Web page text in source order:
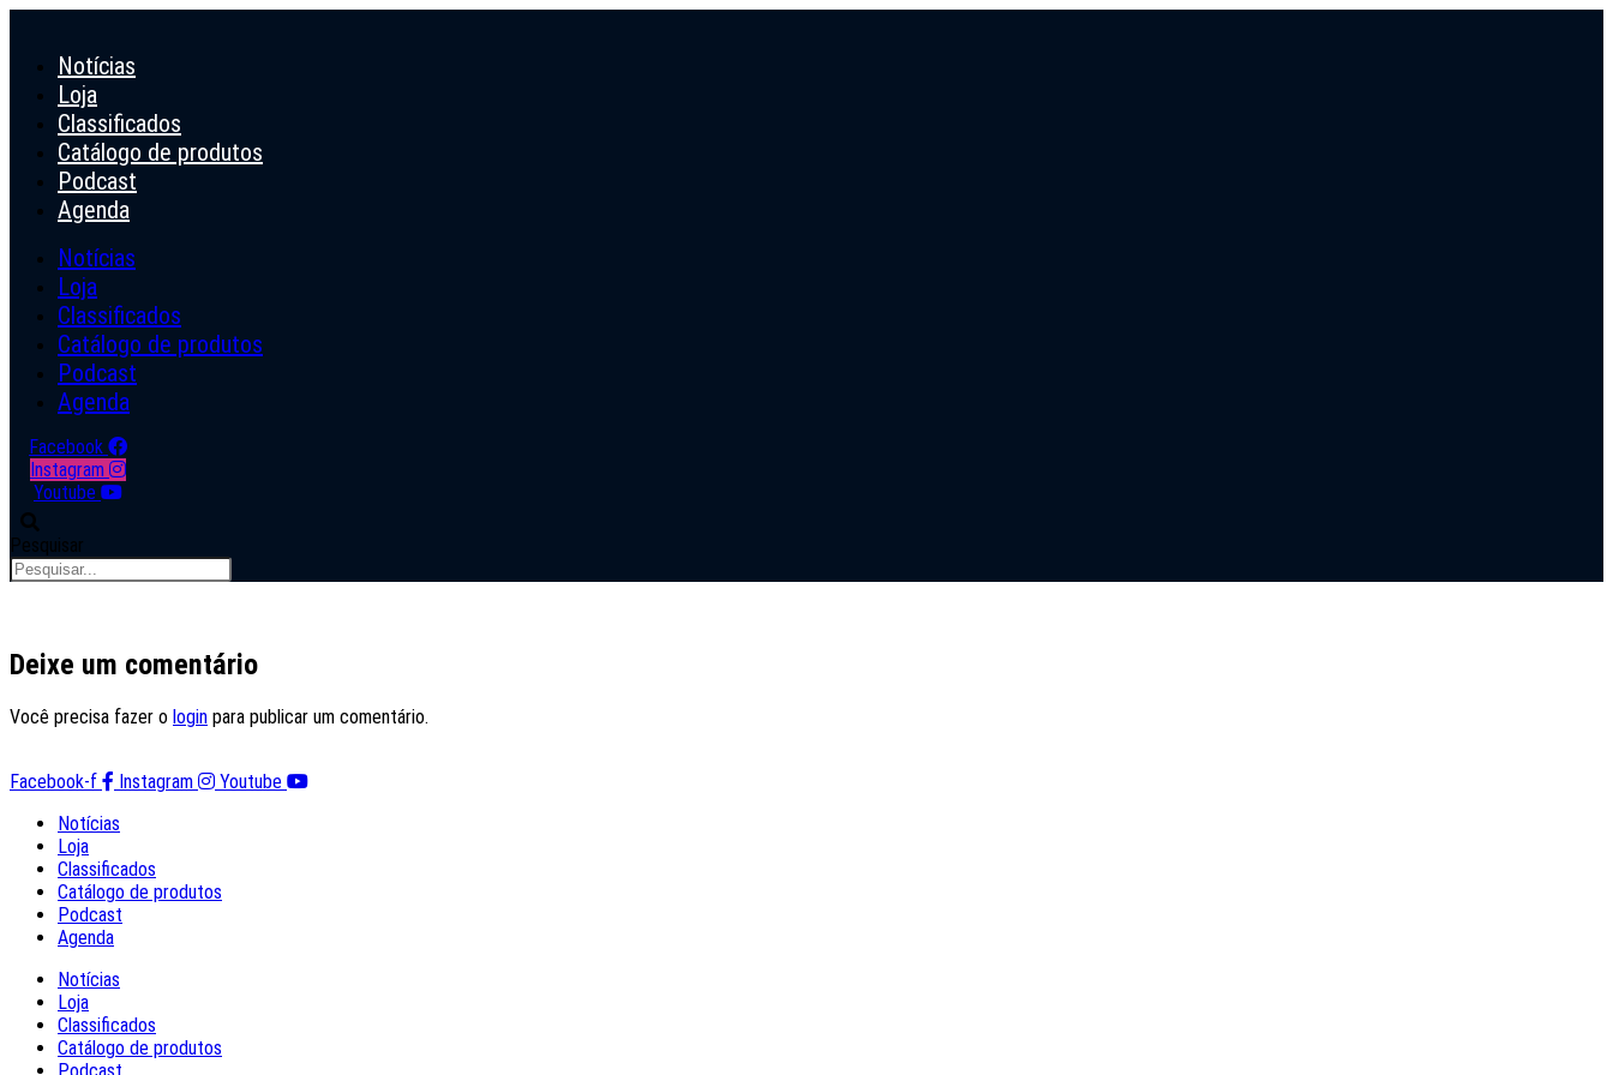
conteúdo
Notícias
Loja
Classificados
Catálogo de produtos
Podcast
Agenda
Notícias
Loja
Classificados
Catálogo de produtos
Podcast
Agenda
Facebook
Instagram
Youtube
Pesquisar
Deixe um comentário
Você precisa fazer o login para publicar um comentário.
Facebook-f Instagram
Youtube
Notícias
Loja
Classificados
Catálogo de produtos
Podcast
Agenda
Notícias
Loja
Classificados
Catálogo de produtos